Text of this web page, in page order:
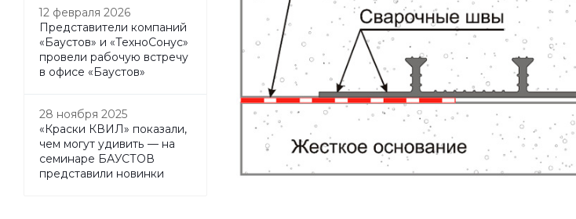
12 февраля 2026
Представители компаний
«Баустов» и «ТехноСонус»
провели рабочую встречу
в офисе «Баустов»
28 ноября 2025
«Краски КВИЛ» показали,
чем могут удивить — на
семинаре БАУСТОВ
представили новинки